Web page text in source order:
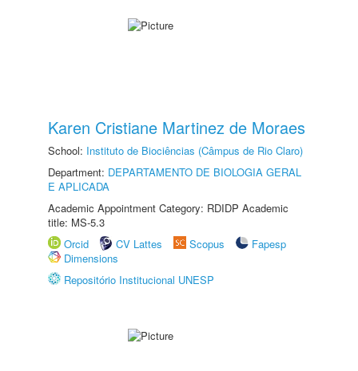
Karen Cristiane Martinez de Moraes
School: Instituto de Biociências (Câmpus de Rio Claro)
Department: DEPARTAMENTO DE BIOLOGIA GERAL
E APLICADA
Academic Appointment Category: RDIDP Academic
title: MS-5.3
Orcid
CV Lattes Scopus
Fapesp
Dimensions
Repositório Institucional UNESP